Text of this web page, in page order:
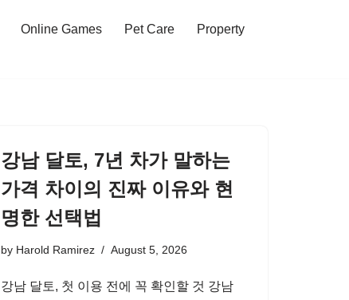
Online Games Pet Care
Property
강남 달토, 7년 차가 말하는
가격 차이의 진짜 이유와 현
명한 선택법
by Harold Ramirez August 5, 2026
강남 달토, 첫 이용 전에 꼭 확인할 것 강남